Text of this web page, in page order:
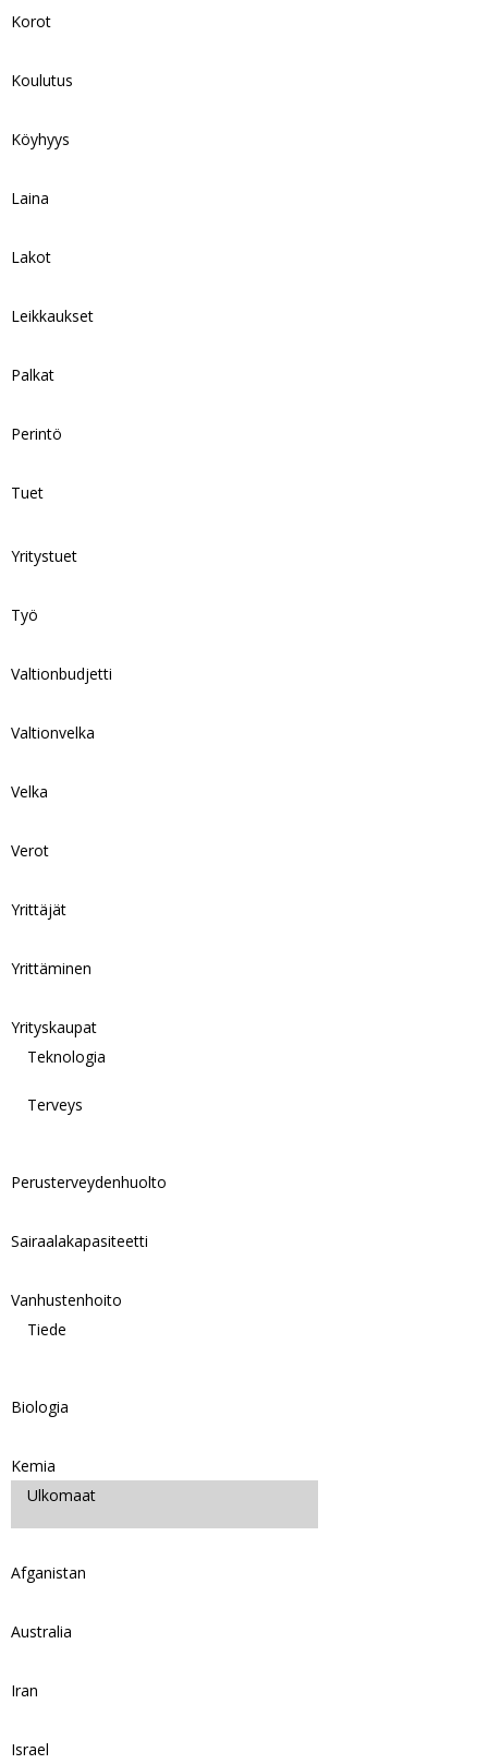
Korot
Koulutus
Köyhyys
Laina
Lakot
Leikkaukset
Palkat
Perintö
Tuet
Yritystuet
Työ
Valtionbudjetti
Valtionvelka
Velka
Verot
Yrittäjät
Yrittäminen
Yrityskaupat
Teknologia
Terveys
Perusterveydenhuolto
Sairaalakapasiteetti
Vanhustenhoito
Tiede
Biologia
Kemia
Ulkomaat
Afganistan
Australia
Iran
Israel